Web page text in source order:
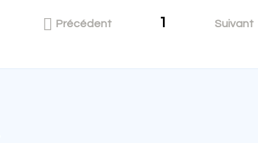
 Précédent 1 Suivant